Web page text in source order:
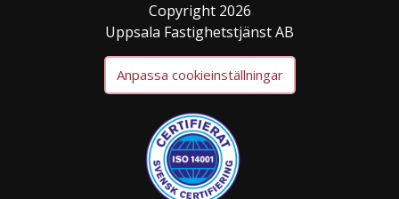
Copyright 2026
Uppsala Fastighetstjänst AB
Anpassa cookieinställningar